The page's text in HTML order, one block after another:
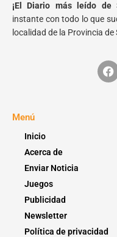
¡El Diario más leído de
instante con todo lo que
localidad de la Provincia de
Menú
Inicio
Acerca de
Enviar Noticia
Juegos
Publicidad
Newsletter
Política de privacidad